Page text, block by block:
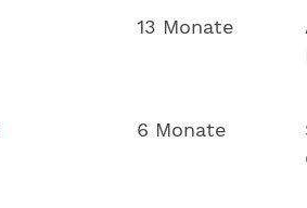
13 Monate
6 Monate